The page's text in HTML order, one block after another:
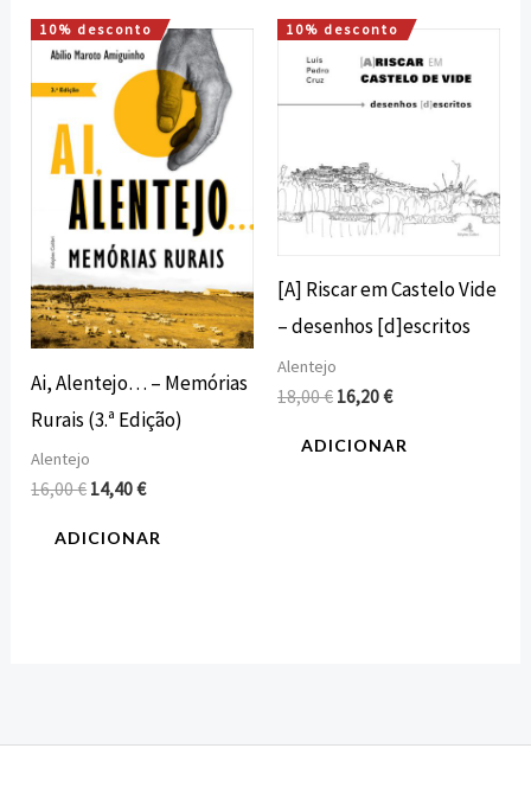
10% desconto
Ai, Alentejo… – Memórias
Rurais (3.ª Edição)
Alentejo
16,00€
O
preço
original
era:
16,00 €.
14,40€
O
preço
atual
é:
14,40 €.
ADICIONAR
10% desconto
[A] Riscar em Castelo Vide
– desenhos [d]escritos
Alentejo
18,00€
O
preço
original
era:
16,20€
O
preço
atual
é:
ADICIONAR